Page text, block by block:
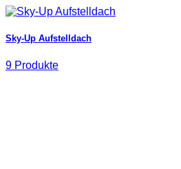
Sky-Up Aufstelldach
9 Produkte